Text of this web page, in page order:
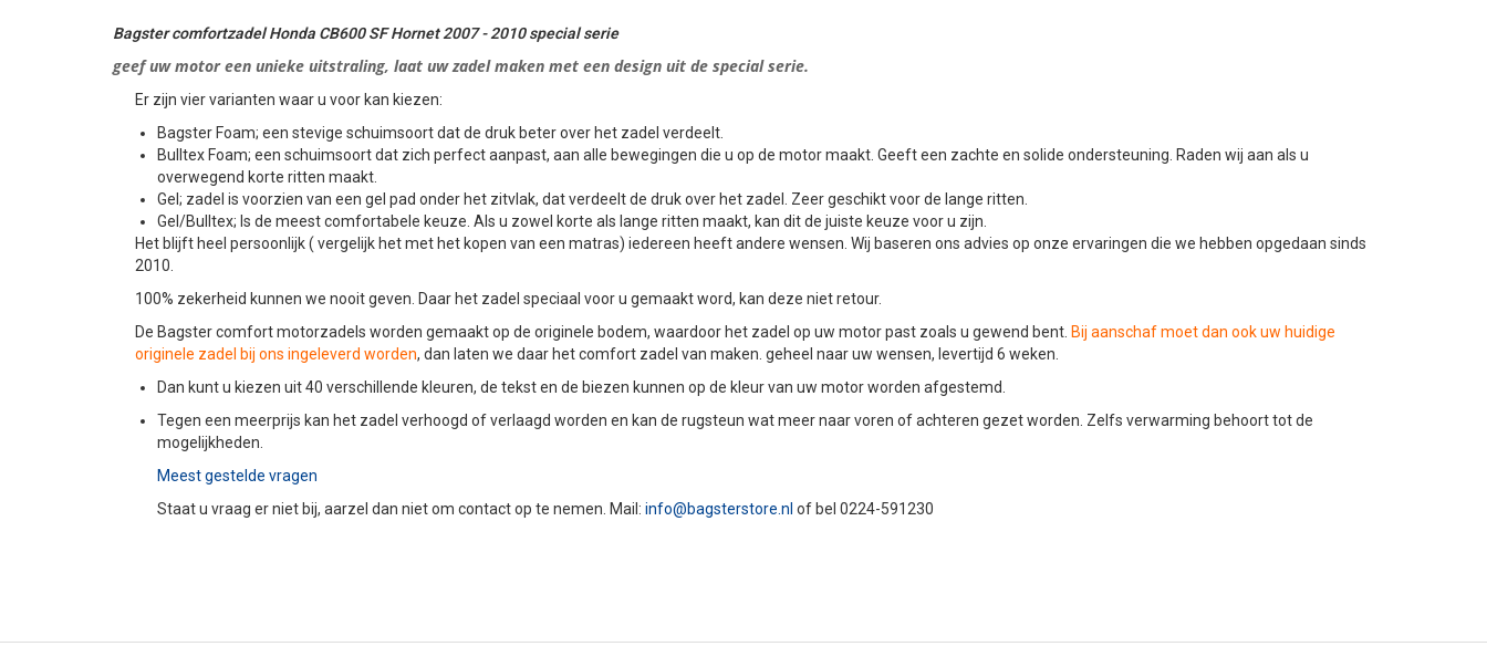
Bagster comfortzadel Honda CB600 SF Hornet 2007 - 2010 special serie
geef uw motor een unieke uitstraling, laat uw zadel maken met een design uit de special serie.
Er zijn vier varianten waar u voor kan kiezen:
Bagster Foam; een stevige schuimsoort dat de druk beter over het zadel verdeelt.
Bulltex Foam; een schuimsoort dat zich perfect aanpast, aan alle bewegingen die u op de motor maakt. Geeft een zachte en solide ondersteuning. Raden wij aan als u
overwegend korte ritten maakt.
Gel; zadel is voorzien van een gel pad onder het zitvlak, dat verdeelt de druk over het zadel. Zeer geschikt voor de lange ritten.
Gel/Bulltex; Is de meest comfortabele keuze. Als u zowel korte als lange ritten maakt, kan dit de juiste keuze voor u zijn.
Het blijft heel persoonlijk ( vergelijk het met het kopen van een matras) iedereen heeft andere wensen. Wij baseren ons advies op onze ervaringen die we hebben opgedaan sinds
2010.
100% zekerheid kunnen we nooit geven. Daar het zadel speciaal voor u gemaakt word, kan deze niet retour.
De Bagster comfort motorzadels worden gemaakt op de originele bodem, waardoor het zadel op uw motor past zoals u gewend bent. Bij aanschaf moet dan ook uw huidige
originele zadel bij ons ingeleverd worden, dan laten we daar het comfort zadel van maken. geheel naar uw wensen, levertijd 6 weken.
Dan kunt u kiezen uit 40 verschillende kleuren, de tekst en de biezen kunnen op de kleur van uw motor worden afgestemd.
Tegen een meerprijs kan het zadel verhoogd of verlaagd worden en kan de rugsteun wat meer naar voren of achteren gezet worden. Zelfs verwarming behoort tot de
mogelijkheden.
Meest gestelde vragen
Staat u vraag er niet bij, aarzel dan niet om contact op te nemen. Mail: info@bagsterstore.nl of bel 0224-591230